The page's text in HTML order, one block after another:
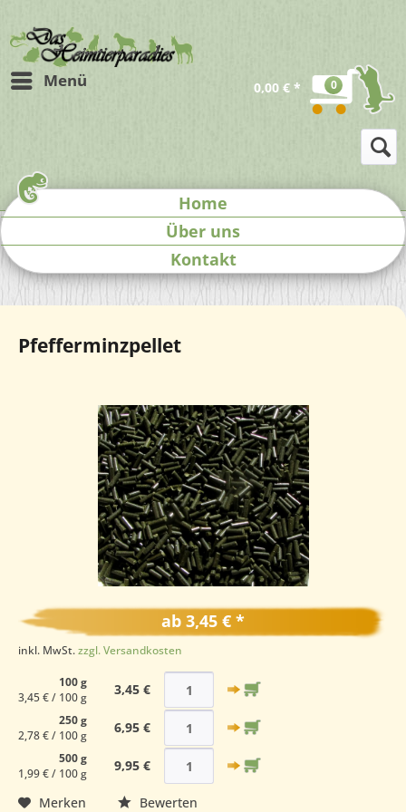
Menü 0
0,00 € *
Home
Über uns
Kontakt
Pfefferminzpellet
ab 3,45 € *
inkl. MwSt.zzgl. Versandkosten
100 g
3,45 € / 100 g
3,45 €
250 g
2,78 € / 100 g
6,95 €
500 g
1,99 € / 100 g
9,95 €
Merken Bewerten